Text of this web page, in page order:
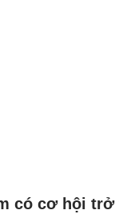
có cơ hội trở